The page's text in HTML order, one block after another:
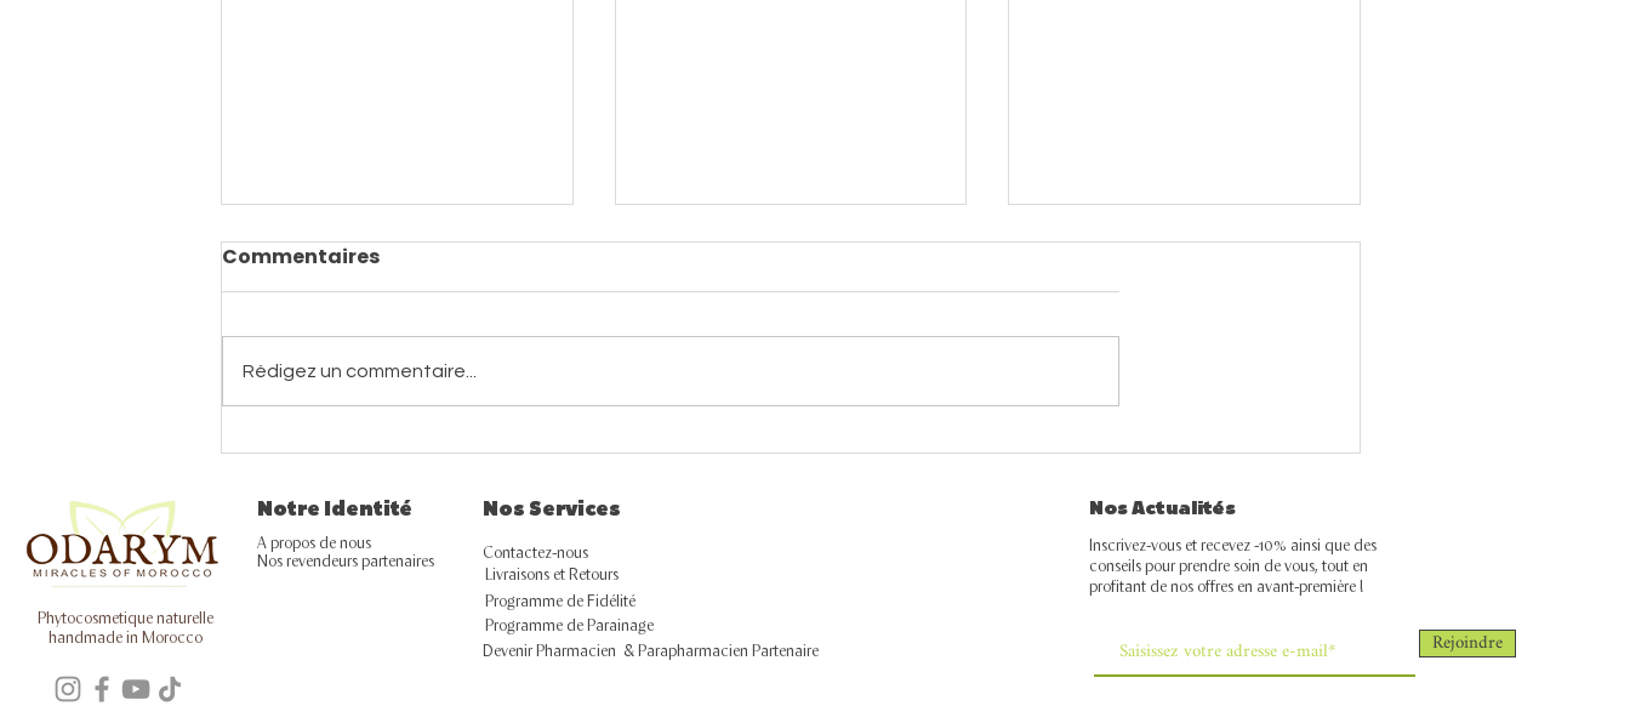
L'ESSENTIEL DE VOTRE
Peau qui tiraille ? Voici ce
Routine visage été : les 4
pour une peau éclatante
tout l'été
Commentaires
Rédigez un commentaire...
Phytocosmetique naturelle
handmade in Morocco
Notre Identité
A propos de nous
Nos revendeurs partenaires
Nos Services
Contactez-nous
Livraisons et Retours
Programme de Fidélité
Programme de Parainage
Devenir Pharmacien & Parapharmacien Partenaire
Nos Actualités
Inscrivez-vous et recevez -10% ainsi que des
conseils pour prendre soin de vous, tout en
profitant de nos offres en avant-première !
Rejoindre